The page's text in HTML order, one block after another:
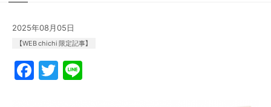
2025年08月05日
【WEB chichi 限定記事】
F
a
T
w